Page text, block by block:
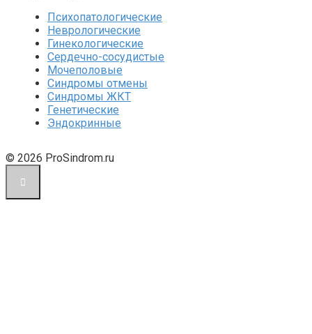
Психопатологические
Неврологические
Гинекологические
Сердечно-сосудистые
Мочеполовые
Синдромы отмены
Синдромы ЖКТ
Генетические
Эндокринные
© 2026 ProSindrom.ru